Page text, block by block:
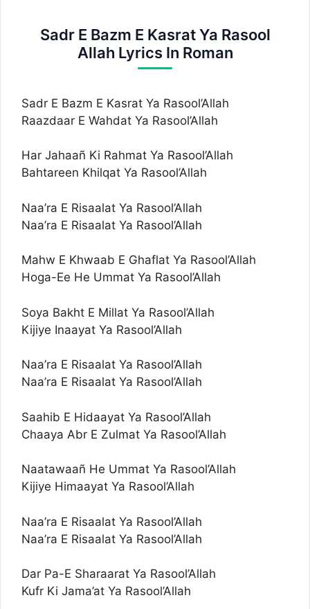
Sadr E Bazm E Kasrat Ya Rasool
Allah Lyrics In Roman
Sadr E Bazm E Kasrat Ya Rasool’Allah
Raazdaar E Wahdat Ya Rasool’Allah
Har Jahaañ Ki Rahmat Ya Rasool’Allah
Bahtareen Khilqat Ya Rasool’Allah
Naa’ra E Risaalat Ya Rasool’Allah
Naa’ra E Risaalat Ya Rasool’Allah
Mahw E Khwaab E Ghaflat Ya Rasool’Allah
Hoga-Ee He Ummat Ya Rasool’Allah
Soya Bakht E Millat Ya Rasool’Allah
Kijiye Inaayat Ya Rasool’Allah
Naa’ra E Risaalat Ya Rasool’Allah
Naa’ra E Risaalat Ya Rasool’Allah
Saahib E Hidaayat Ya Rasool’Allah
Chaaya Abr E Zulmat Ya Rasool’Allah
Naatawaañ He Ummat Ya Rasool’Allah
Kijiye Himaayat Ya Rasool’Allah
Naa’ra E Risaalat Ya Rasool’Allah
Naa’ra E Risaalat Ya Rasool’Allah
Dar Pa-E Sharaarat Ya Rasool’Allah
Kufr Ki Jama’at Ya Rasool’Allah